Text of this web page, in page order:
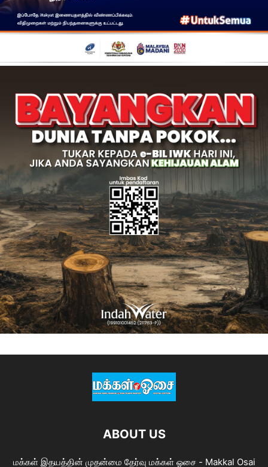
ABOUT US
மக்கள் இதயத்தின் முதன்மை தேர்வு மக்கள் ஓசை - Makkal Osai